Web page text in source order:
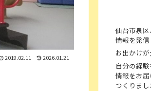
2019.02.11 2026.01.21
仙台市泉
情報を発信
お出かけが
自分の経
情報をお
つくりまし